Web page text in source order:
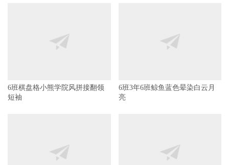
6班棋盘格小熊学院风拼接翻领
短袖
6班3年6班鲸鱼蓝色晕染白云月
亮